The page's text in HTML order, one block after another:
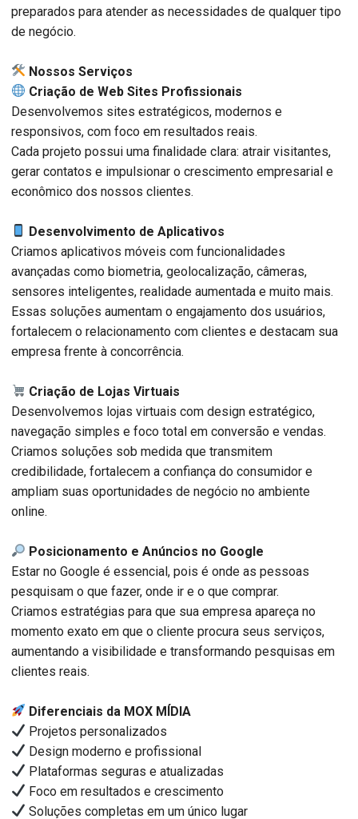
preparados para atender as necessidades de qualquer tipo
de negócio.
️ Nossos Serviços
Criação de Web Sites Profissionais
Desenvolvemos sites estratégicos, modernos e
responsivos, com foco em resultados reais.
Cada projeto possui uma finalidade clara: atrair visitantes,
gerar contatos e impulsionar o crescimento empresarial e
econômico dos nossos clientes.
Desenvolvimento de Aplicativos
Criamos aplicativos móveis com funcionalidades
avançadas como biometria, geolocalização, câmeras,
sensores inteligentes, realidade aumentada e muito mais.
Essas soluções aumentam o engajamento dos usuários,
fortalecem o relacionamento com clientes e destacam sua
empresa frente à concorrência.
Criação de Lojas Virtuais
Desenvolvemos lojas virtuais com design estratégico,
navegação simples e foco total em conversão e vendas.
Criamos soluções sob medida que transmitem
credibilidade, fortalecem a confiança do consumidor e
ampliam suas oportunidades de negócio no ambiente
online.
Posicionamento e Anúncios no Google
Estar no Google é essencial, pois é onde as pessoas
pesquisam o que fazer, onde ir e o que comprar.
Criamos estratégias para que sua empresa apareça no
momento exato em que o cliente procura seus serviços,
aumentando a visibilidade e transformando pesquisas em
clientes reais.
Diferenciais da MOX MÍDIA
Projetos personalizados
Design moderno e profissional
Plataformas seguras e atualizadas
Foco em resultados e crescimento
Soluções completas em um único lugar